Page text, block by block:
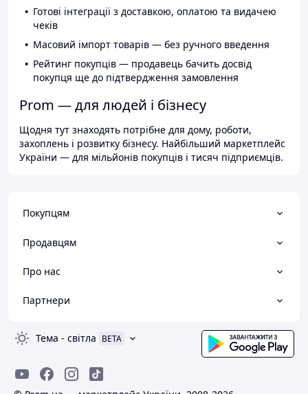
Готові інтеграції з доставкою, оплатою та видачею
чеків
Масовий імпорт товарів — без ручного введення
Рейтинг покупців — продавець бачить досвід
покупця ще до підтвердження замовлення
Prom — для людей і бізнесу
Щодня тут знаходять потрібне для дому, роботи,
захоплень і розвитку бізнесу. Найбільший маркетплейс
України — для мільйонів покупців і тисяч підприємців.
Покупцям
Продавцям
Про нас
Партнери
Тема - світла BETA